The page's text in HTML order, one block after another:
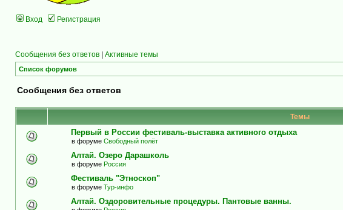
Вход Регистрация
Сообщения без ответов | Активные темы
Список форумов
Сообщения без ответов
Темы
Первый в России фестиваль-выставка активного отдыха
в форуме Свободный полёт
Алтай. Озеро Дарашколь
в форуме Россия
Фестиваль "Этноскоп"
в форуме Тур-инфо
Алтай. Оздоровительные процедуры. Пантовые ванны.